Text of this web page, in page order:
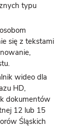
typu
się z tekstami
wideo dla
HD,
dokumentów
12 lub 15
Śląskich